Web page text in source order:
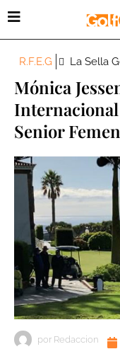
R.F.E.G La Sella
Mónica
Senior
por Redaccion